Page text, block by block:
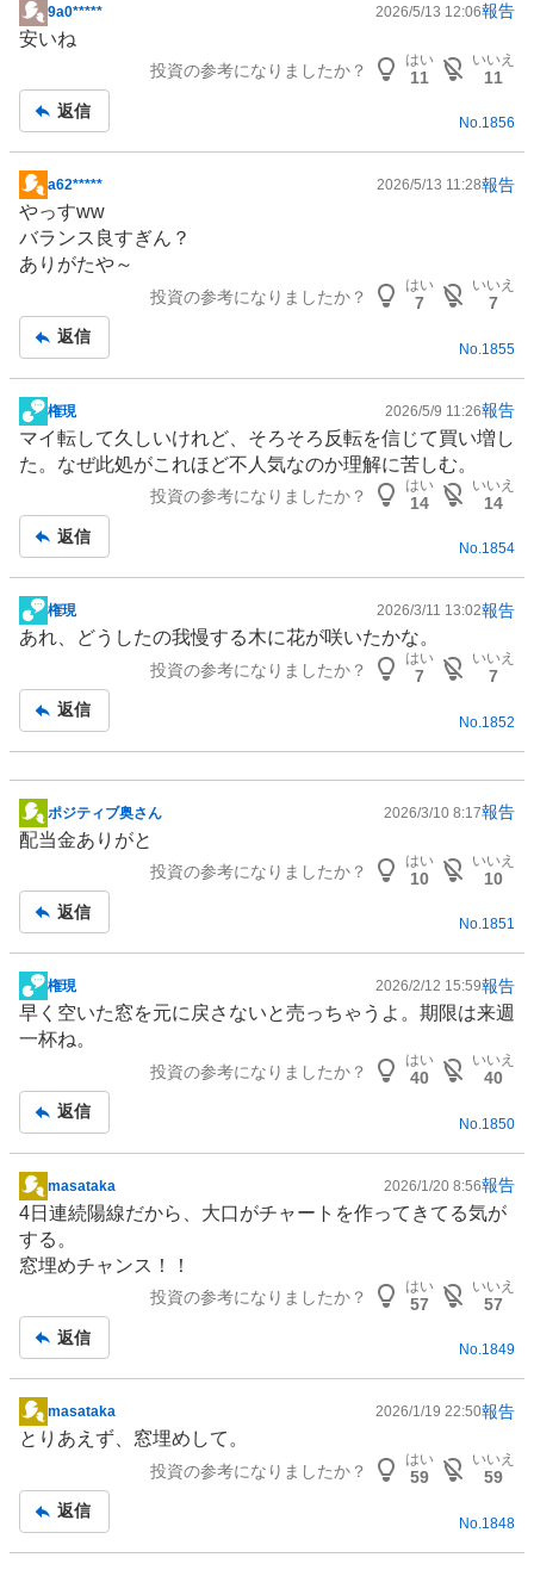
掲
示
事
9a0***** 2026/5/13 12:06報告
安いね
投資の参考になりましたか？
はい
11
いいえ
11
返信
No.1856
掲
示
板
記
a62***** 2026/5/13 11:28報告
やっすww
バランス良すぎん？
ありがたや～
投資の参考になりましたか？
はい
7
いいえ
7
返信
No. 1855
掲
示
板
権現 2026/5/9 11:26報告
マイ転して久しいけれど、そろそろ反転を信じて買い増し
た。なぜ此処がこれほど不人気なのか理解に苦しむ。
投資の参考になりましたか？
はい
14
いいえ
14
返信
No.1854
掲
示
事
権現 2026/3/11 13:02報告
あれ、どうしたの我慢する木に花が咲いたかな。
投資の参考になりましたか？
はい
7
いいえ
7
返信
No. 1852
掲
示
事
ポジティブ奥さん 2026/3/10 8:17報告
配当金ありがと
投資の参考になりましたか？
はい
10
いいえ
10
返信
No.1851
掲
示
権現 2026/2/12 15:59報告
早く空いた窓を元に戻さないと売っちゃうよ。期限は来週
一杯ね。
投資の参考になりましたか？
はい
40
いいえ
40
返信
No. 1850
掲
示
板
記
masataka 2026/1/20 8:56報告
4日連続陽線だから、大口がチャートを作ってきてる気が
する。
窓埋めチャンス！！
投資の参考になりましたか？
はい
57
いいえ
57
返信
No.1849
掲
示
事
masataka 2026/1/19 22:50報告
とりあえず、窓埋めして。
投資の参考になりましたか？
はい
59
いいえ
59
返信
No. 1848